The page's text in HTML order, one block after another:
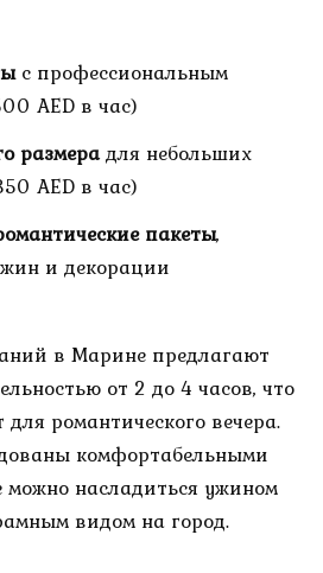
с профессиональным
AED в час)
размерадля небольших
AED в час)
пакеты,
и декорации
в Марине предлагают
от 2 до 4 часов, что
романтического вечера.
комфортабельными
можно насладиться ужином
видом на город.